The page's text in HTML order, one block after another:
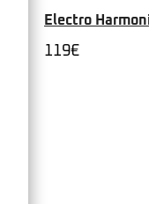
Electro
119€